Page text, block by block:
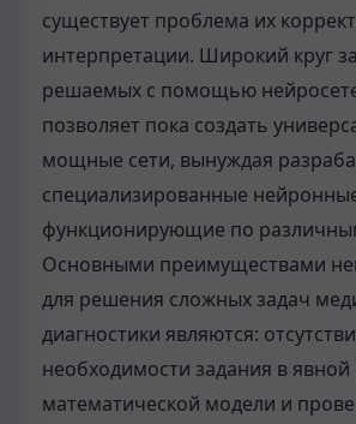
существует проблема их
интерпретации. Широкий круг
решаемых с помощью
позволяет пока создать
мощные сети, вынуждая
специализированные
функционирующие по
Основными преимуществами
для решения сложных задач
диагностики являются:
необходимости задания в
математической модели и